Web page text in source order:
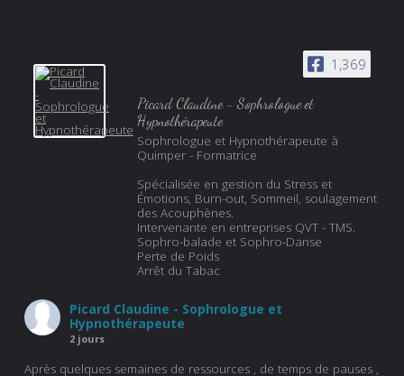
1,369
Picard Claudine - Sophrologue et
Hypnothérapeute
Sophrologue et Hypnothérapeute à
Quimper - Formatrice
Spécialisée en gestion du Stress et
Émotions, Burn-out, Sommeil, soulagement
des Acouphènes.
Intervenante en entreprises QVT - TMS.
Sophro-balade et Sophro-Danse
Perte de Poids
Arrêt du Tabac
Picard Claudine - Sophrologue et
Hypnothérapeute
2 jours
Après quelques semaines de ressources , de temps de pauses ,